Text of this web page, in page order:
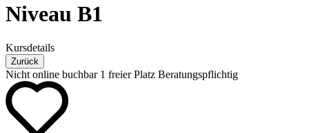
Niveau B1
Kursdetails
Zurück
Nicht online buchbar 1 freier Platz Beratungspflichtig